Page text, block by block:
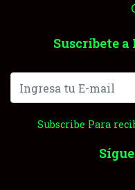
Suscríbete
Subscribe Para